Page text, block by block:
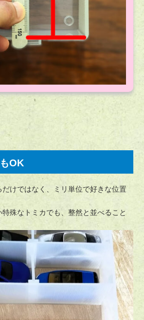
OK
だけではなく、ミリ単位で好きな位置
殊なトミカでも、整然と並べること